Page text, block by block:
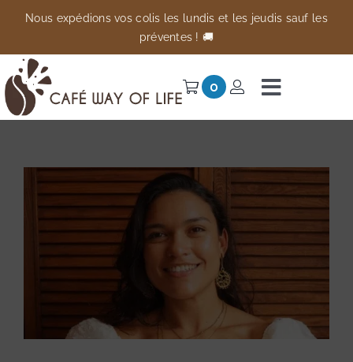
Passer
contenu
Nous expédions vos colis les lundis et les jeudis sauf les
préventes ! 🚚
0
à
Préventes
Anti-gaspi
À propos